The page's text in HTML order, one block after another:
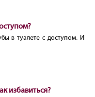
в туалете с доступом. И
избавиться?